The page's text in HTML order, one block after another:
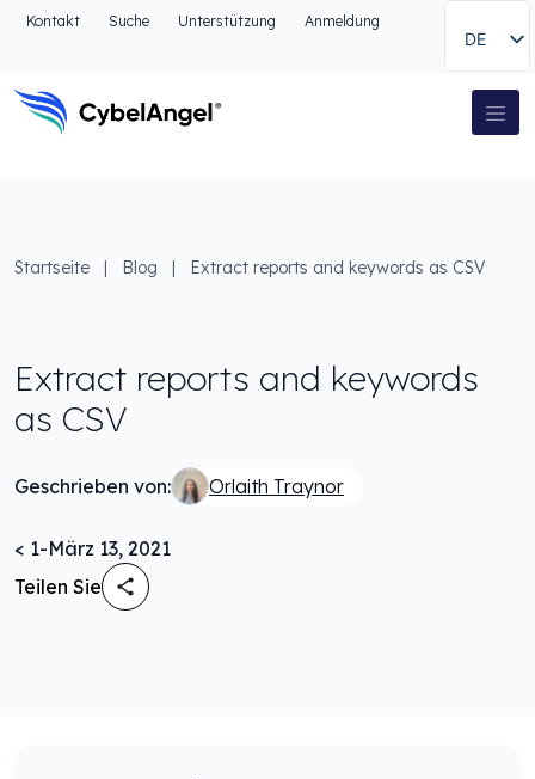
Zum Kopfbereich
Zur Suche gehen
Zum Fußbereich
Kontakt Suche Unterstützung Anmeldung
DE
Hauptnavigation
Startseite | Blog | Extract reports and keywords as CSV
Extract reports and keywords
as CSV
Geschrieben von: Orlaith Traynor
< 1-März 13, 2021
Teilen Sie